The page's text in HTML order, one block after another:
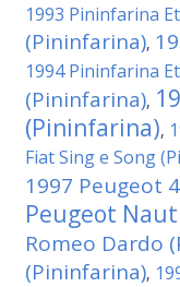
1993 Pininfarina
(Pininfarina),
1994 Pininfarina
(Pininfarina),
(Pininfarina),
Fiat Sing e Song
1997 Peugeot
Peugeot
Romeo Dardo
(Pininfarina),